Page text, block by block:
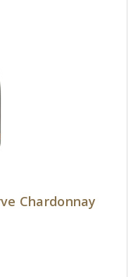
Chardonnay